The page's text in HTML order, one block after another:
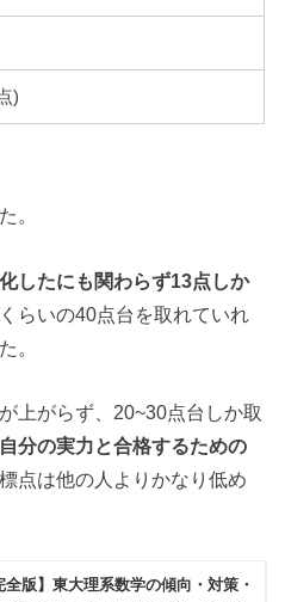
)
。
したにも関わらず13点しか
らいの40点台を取れていれ
。
上がらず、20~30点台しか取
自分の実力と合格するための
点は他の人よりかなり低め
全版】東大理系数学の傾向・対策・